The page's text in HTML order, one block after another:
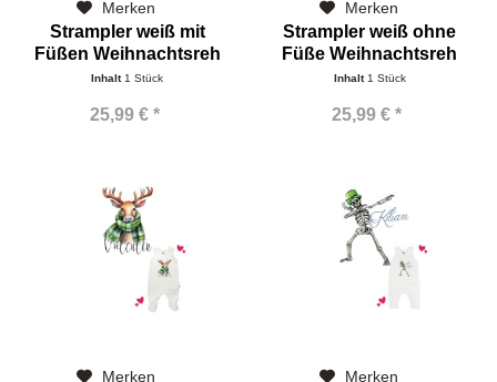
Merken
Strampler weiß mit
Füßen Weihnachtsreh
Inhalt1 Stück
25,99 € *
Merken
Strampler weiß ohne
Füße Weihnachtsreh
Inhalt1 Stück
25,99 € *
Merken Merken